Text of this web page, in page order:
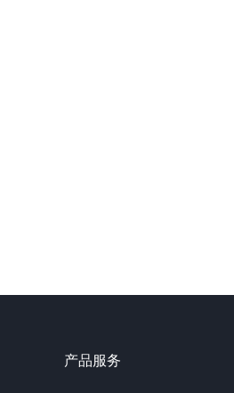
产品服务